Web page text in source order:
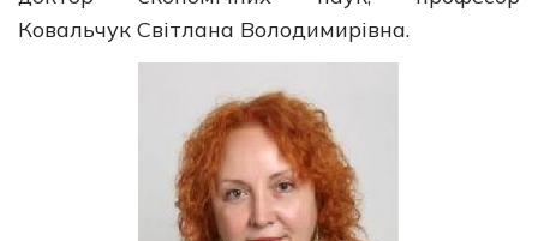
Ковальчук Світлана Володимирівна.